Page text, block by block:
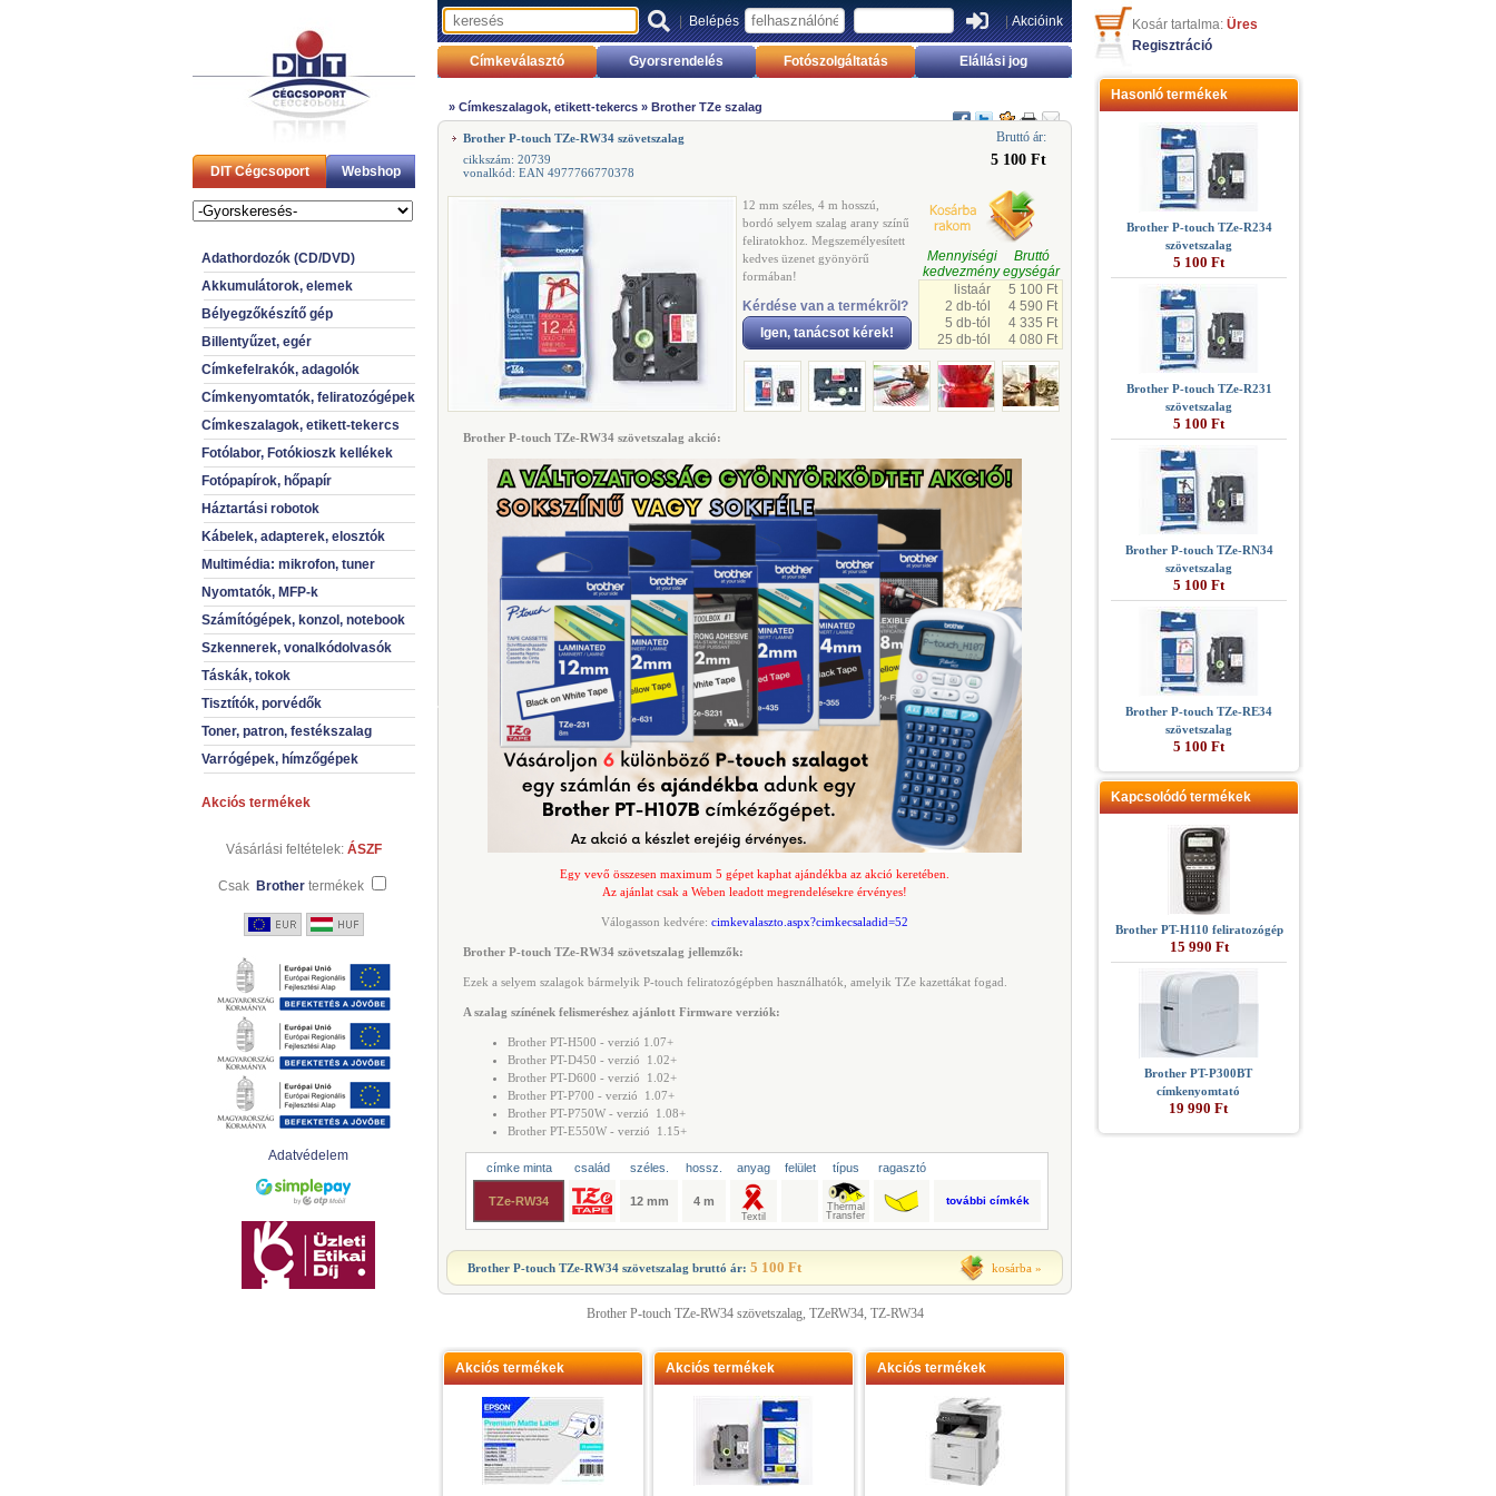
DIT Cégcsoport Webshop
Adathordozók (CD/DVD)
Akkumulátorok, elemek
Bélyegzőkészítő gép
Billentyűzet, egér
Címkefelrakók, adagolók
Címkenyomtatók, feliratozógépek
Címkeszalagok, etikett-tekercs
Fotólabor, Fotókioszk kellékek
Fotópapírok, hőpapír
Háztartási robotok
Kábelek, adapterek, elosztók
Multimédia: mikrofon, tuner
Nyomtatók, MFP-k
Számítógépek, konzol, notebook
Szkennerek, vonalkódolvasók
Táskák, tokok
Tisztítók, porvédők
Toner, patron, festékszalag
Varrógépek, hímzőgépek
Akciós termékek
Vásárlási feltételek: ÁSZF
Csak Brother termékek
Adatvédelem
|Belépés |Akcióink
Címkeválasztó Gyorsrendelés Fotószolgáltatás Elállási jog
» Címkeszalagok, etikett-tekercs » Brother TZe szalag
Brother P-touch TZe-RW34 szövetszalag
cikkszám: 20739
vonalkód: EAN 4977766770378
Bruttó ár:
5 100 Ft
12 mm széles, 4 m hosszú,
bordó selyem szalag arany színű
feliratokhoz. Megszemélyesített
kedves üzenet gyönyörű
formában!
Kérdése van a termékrõl?
Igen, tanácsot kérek!
Mennyiségi Bruttó
kedvezmény egységár
listaár
5 100 Ft
2 db-tól
4 590 Ft
5 db-tól
4 335 Ft
25 db-tól
4 080 Ft
Brother P-touch TZe-RW34 szövetszalag akció:
Egy vevő összesen maximum 5 gépet kaphat ajándékba az akció keretében.
Az ajánlat csak a Weben leadott megrendelésekre érvényes!
Válogasson kedvére: cimkevalaszto.aspx?cimkecsaladid=52
Brother P-touch TZe-RW34 szövetszalag jellemzők:
Ezek a selyem szalagok bármelyik P-touch feliratozógépben használhatók, amelyik TZe kazettákat fogad.
A szalag színének felismeréshez ajánlott Firmware verziók:
Brother PT-H500 - verzió 1.07+
Brother PT-D450 - verzió 1.02+
Brother PT-D600 - verzió 1.02+
Brother PT-P700 - verzió 1.07+
Brother PT-P750W - verzió 1.08+
Brother PT-E550W - verzió 1.15+
címke minta család széles. hossz. anyag felület típus ragasztó
TZe-RW34 12 mm 4 m további címkék
Brother P-touch TZe-RW34 szövetszalag bruttó ár: 5 100 Ft kosárba »
Brother P-touch TZe-RW34 szövetszalag, TZeRW34, TZ-RW34
Akciós termékek Akciós termékek Akciós termékek
Kosár tartalma: Üres
Regisztráció
Hasonló termékek
Brother P-touch TZe-R234
szövetszalag
5 100 Ft
Brother P-touch TZe-R231
szövetszalag
5 100 Ft
Brother P-touch TZe-RN34
szövetszalag
5 100 Ft
Brother P-touch TZe-RE34
szövetszalag
5 100 Ft
Kapcsolódó termékek
Brother PT-H110 feliratozógép
15 990 Ft
Brother PT-P300BT
címkenyomtató
19 990 Ft